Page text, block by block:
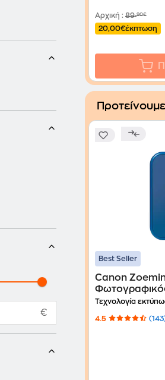
€
Αρχική : 89,90€
20,00€έκπτωση
Προτείνουμε
Best Seller
Canon
Τεχνολογία
4.5